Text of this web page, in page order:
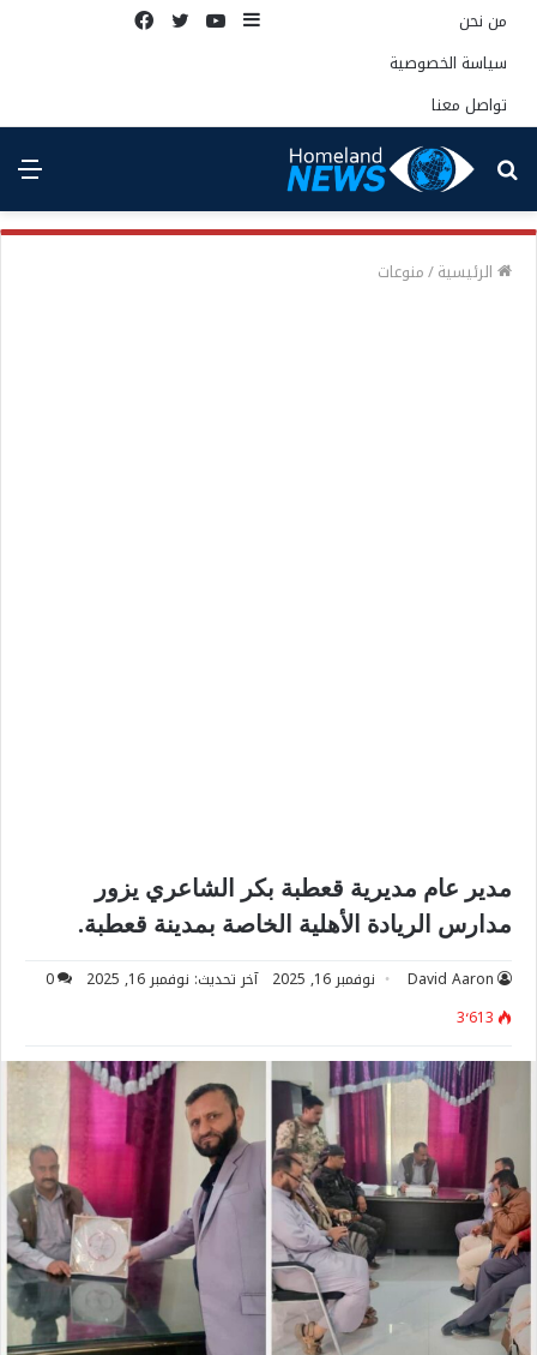
من نحن
سياسة الخصوصية
تواصل معنا
إضافة يوتيوبتويتر
بحث
عن
الرئيسية/منوعات
مدير عام مديرية قعطبة بكر الشاعري يزور
مدارس الريادة الأهلية الخاصة بمدينة قعطبة.
David Aaron نوفمبر 16, 2025 آخر تحديث: نوفمبر 16, 2025
0
3٬613